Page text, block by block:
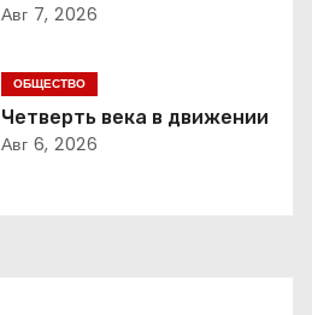
Авг 7, 2026
ОБЩЕСТВО
Четверть века в движении
Авг 6, 2026